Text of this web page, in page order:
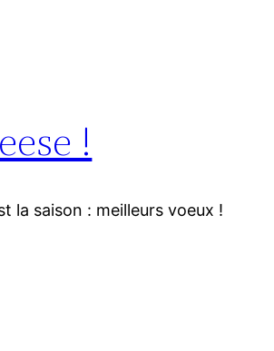
!
la saison : meilleurs voeux !